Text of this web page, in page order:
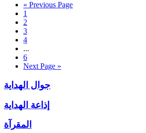
« Previous Page
1
2
3
4
...
6
Next Page »
جوال الهداية
إذاعة الهداية
المقرآة